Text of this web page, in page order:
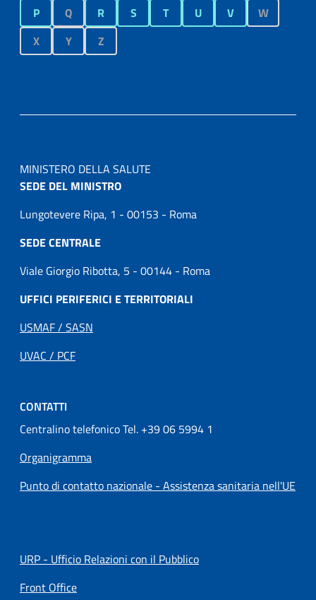
P
Q R S T U V
W
X
Y Z
MINISTERO DELLA SALUTE
SEDE DEL MINISTRO
Lungotevere Ripa, 1 - 00153 - Roma
SEDE CENTRALE
Viale Giorgio Ribotta, 5 - 00144 - Roma
UFFICI PERIFERICI E TERRITORIALI
USMAF / SASN
UVAC / PCF
CONTATTI
Centralino telefonico Tel. +39 06 5994 1
Organigramma
Punto di contatto nazionale - Assistenza sanitaria nell'UE
URP - Ufficio Relazioni con il Pubblico
Front Office